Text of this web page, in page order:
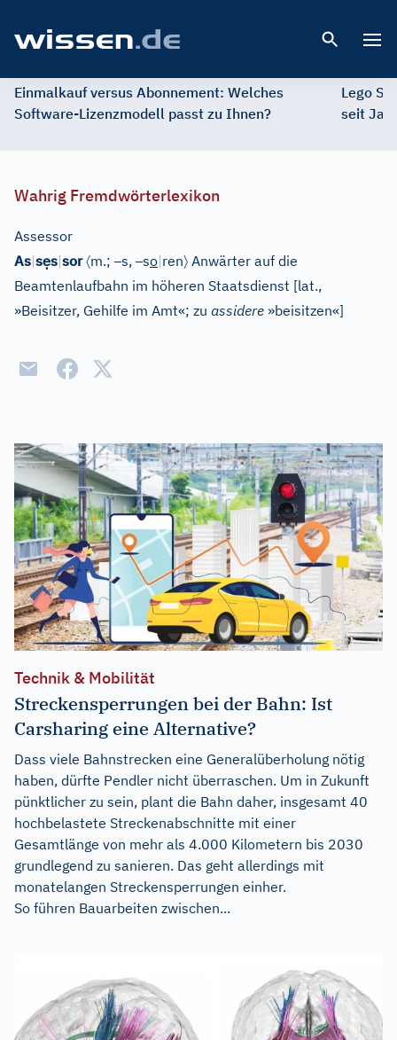
Einmalkauf versus Abonnement: Welches
Software-Lizenzmodell passt zu Ihnen?
Lego
seit
Wahrig Fremdwörterlexikon
Assessor
As|sẹs|sor 〈m.;–s,–so|ren〉 Anwärter auf die
Beamtenlaufbahn im höheren Staatsdienst [lat.,
»Beisitzer, Gehilfe im Amt«; zu assidere »beisitzen«]
Technik & Mobilität
Streckensperrungen bei der Bahn: Ist
Carsharing eine Alternative?
Dass viele Bahnstrecken eine Generalüberholung nötig
haben, dürfte Pendler nicht überraschen. Um in Zukunft
pünktlicher zu sein, plant die Bahn daher, insgesamt 40
hochbelastete Streckenabschnitte mit einer
Gesamtlänge von mehr als 4.000 Kilometern bis 2030
grundlegend zu sanieren. Das geht allerdings mit
monatelangen Streckensperrungen einher.
So führen Bauarbeiten zwischen...